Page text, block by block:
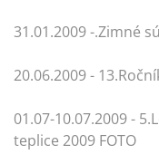
31.01.2009 -.Zimné
20.06.2009 -
01.07-10.07.2009 -
teplice 2009 FOTO